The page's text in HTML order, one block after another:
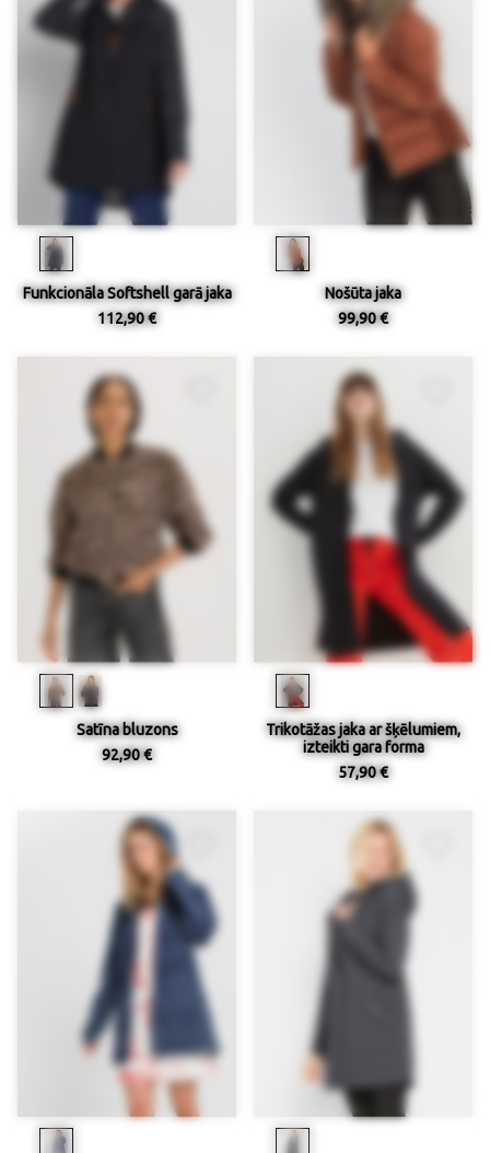
Funkcionāla Softshell garā jaka
112,90 €
Nošūta jaka
99,90 €
Satīna bluzons
92,90 €
Trikotāžas jaka ar šķēlumiem,
izteikti gara forma
57,90 €